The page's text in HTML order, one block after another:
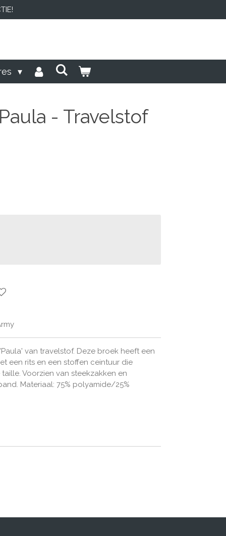
- Travelstof
van travelstof. Deze broek heeft een
een rits en een stoffen ceintuur die
Voorzien van steekzakken en
Materiaal: 75% polyamide/25%